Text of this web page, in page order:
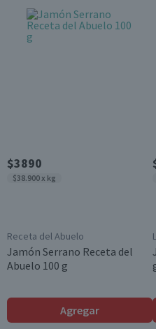
$3890
$38.900 x kg
Receta del Abuelo
Jamón Serrano Receta del
Abuelo 100 g
Agregar